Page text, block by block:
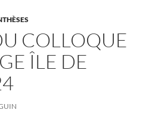
COLLOQUE
ÎLE DE